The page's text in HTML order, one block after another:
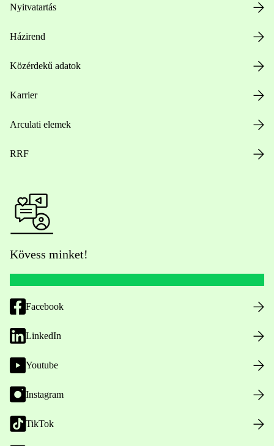
Nyitvatartás
Házirend
Közérdekű adatok
Karrier
Arculati elemek
RRF
Kövess minket!
Facebook
LinkedIn
Youtube
Instagram
TikTok